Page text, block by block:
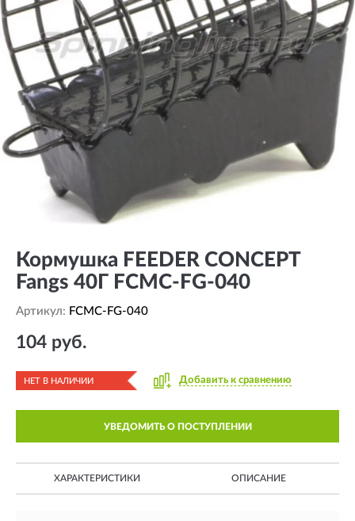
Кормушка FEEDER CONCEPT
Fangs 40Г FCMC-FG-040
Артикул: FCMC-FG-040
104 руб.
НЕТ В НАЛИЧИИ Добавить к сравнению
УВЕДОМИТЬ О ПОСТУПЛЕНИИ
ХАРАКТЕРИСТИКИ ОПИСАНИЕ